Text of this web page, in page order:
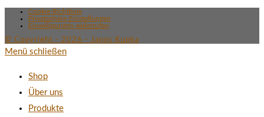
Cookie-Richtlinie
Privatsphäre-Einstellungen
Einwilligungen widerrufen
© Copyright - 2026 - Janos Kupka
Menü schließen
Shop
Über uns
Produkte